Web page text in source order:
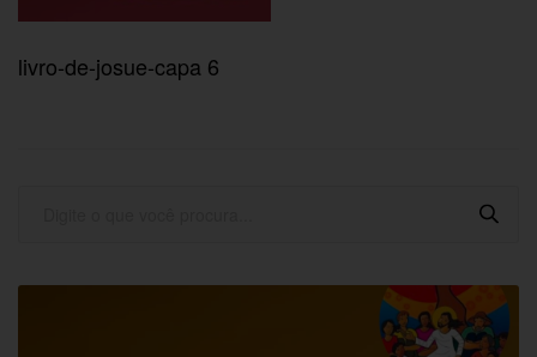
livro-de-josue-capa 6